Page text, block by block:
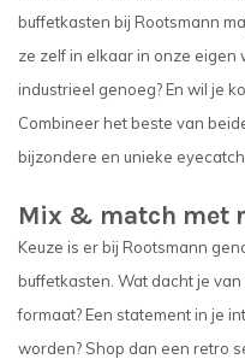
buffetkasten bij Rootsmann
ze zelf in elkaar in onze eigen
industrieel genoeg? En wil je
Combineer het beste van
bijzondere en unieke
Mix & match met
Keuze is er bij Rootsmann
buffetkasten. Wat dacht je
formaat? Een statement in je
worden? Shop dan een retro